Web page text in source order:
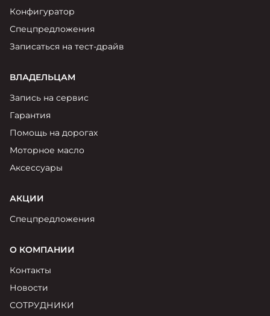
Конфигуратор
Спецпредложения
Записаться на тест-драйв
ВЛАДЕЛЬЦАМ
Запись на сервис
Гарантия
Помощь на дорогах
Моторное масло
Аксессуары
АКЦИИ
Спецпредложения
О КОМПАНИИ
Контакты
Новости
СОТРУДНИКИ